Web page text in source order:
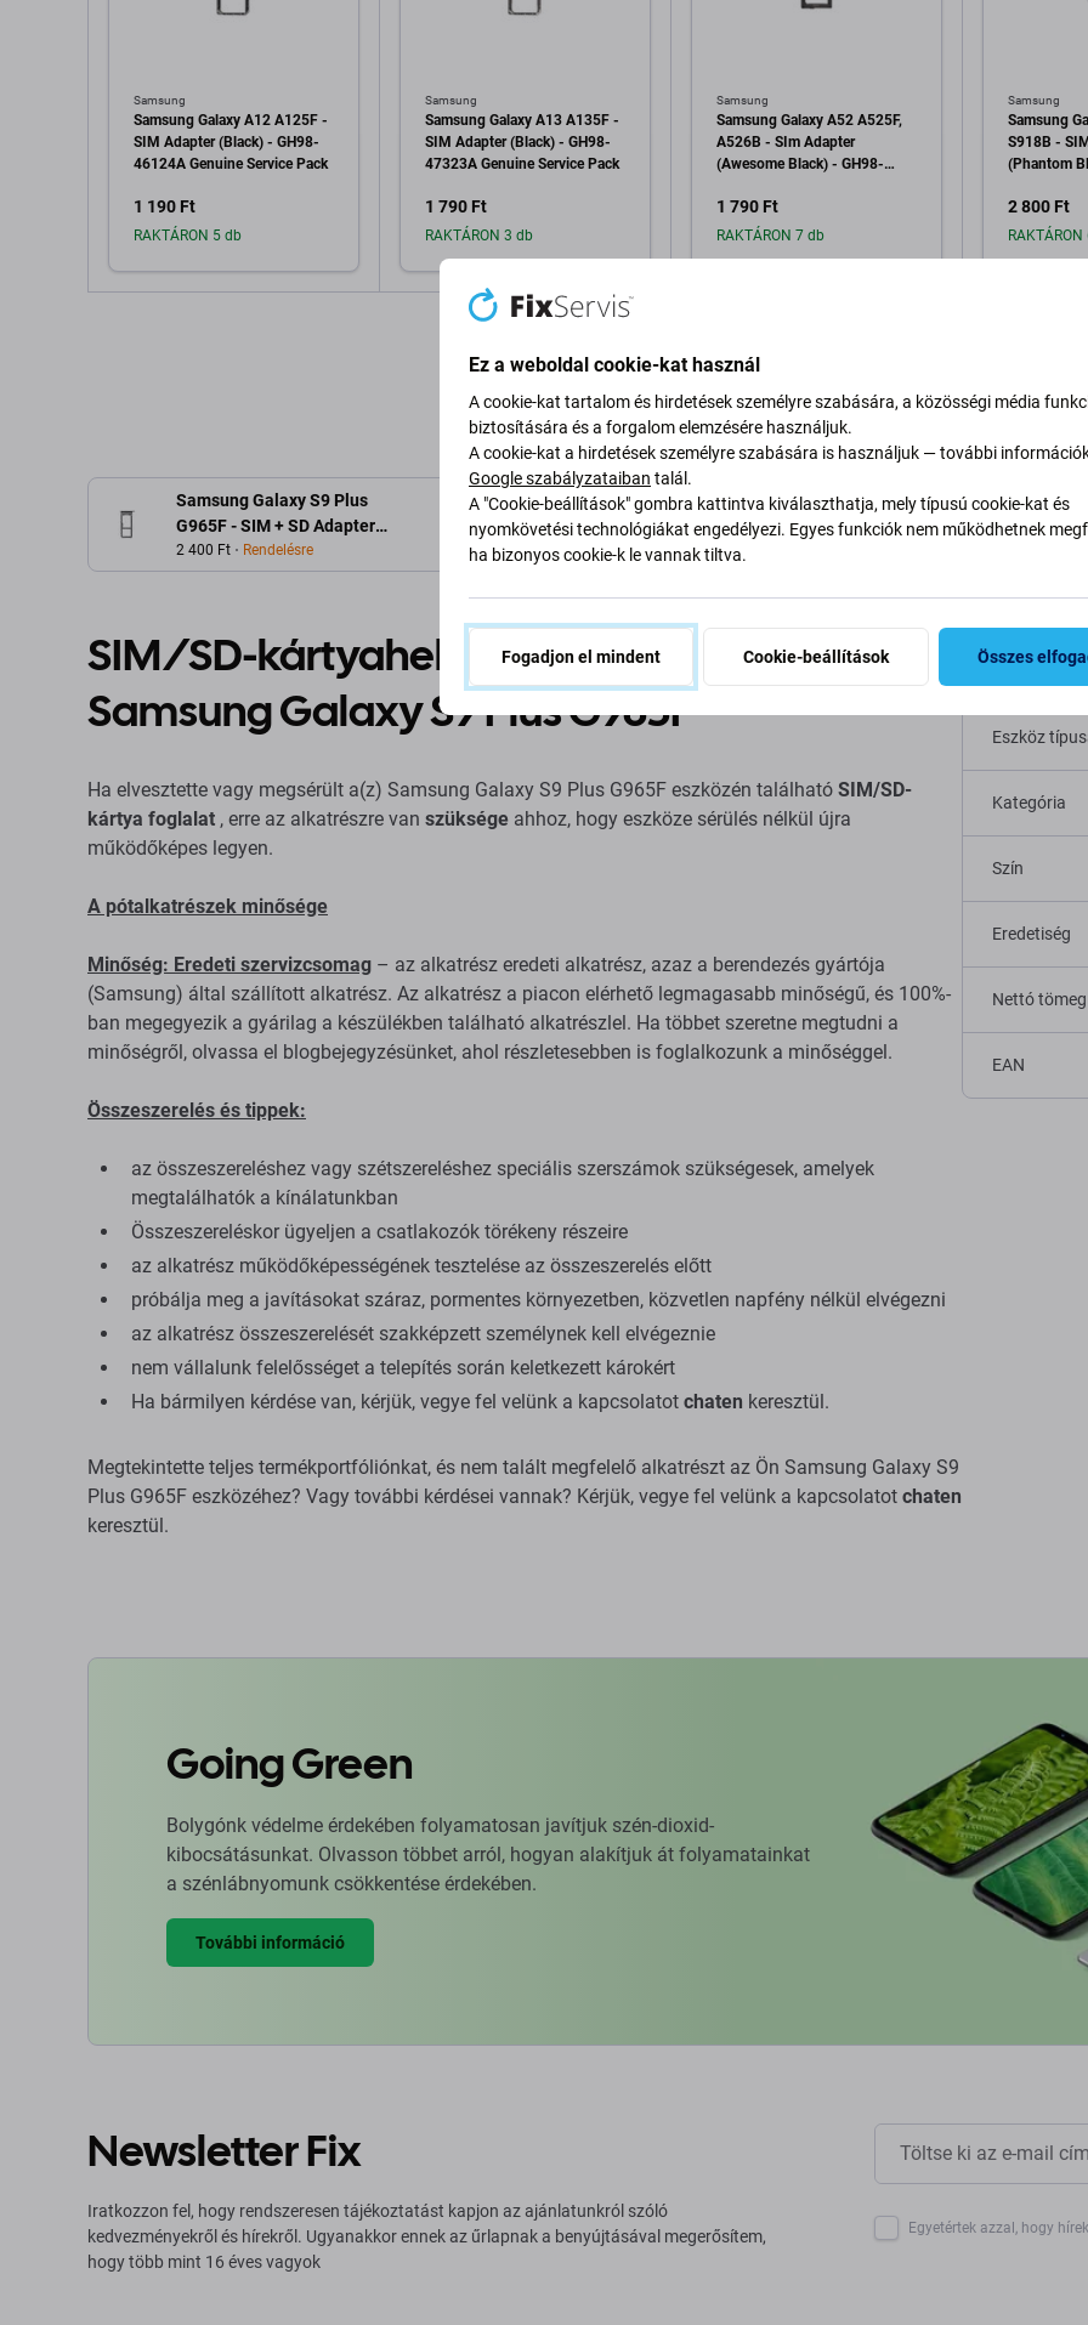
Samsung
Samsung Galaxy A12 A125F -
SIM Adapter (Black) - GH98-
46124A Genuine Service Pack
1 190 Ft
RAKTÁRON 5 db
Hozzáadás a kosárhoz
Samsung
Samsung Galaxy A13 A135F -
SIM Adapter (Black) - GH98-
47323A Genuine Service Pack
1 790 Ft
RAKTÁRON 3 db
Samsung
Samsung Galaxy A52 A525F,
A526B - SIm Adapter
(Awesome Black) - GH98-
1 790 Ft
RAKTÁRON 7 db
Samsung
Samsung
S918B -
(Phantom
2 800 Ft
Samsung Galaxy S9 Plus
G965F - SIM + SD Adapter
(Midnight Black) - GH98-
42576A Genuine Service
2 400 Ft Rendelésre
Leírás és specifikáció Minőség Szállítás és
SIM/SD-kártyahely a következőhöz:
Samsung Galaxy S9 Plus G965F
Ha elvesztette vagy megsérült a(z) Samsung Galaxy S9 Plus G965F eszközén található SIM/SD-
kártya foglalat , erre az alkatrészre van szüksége ahhoz, hogy eszköze sérülés nélkül újra
működőképes legyen.
A pótalkatrészek minősége
Minőség: Eredeti szervizcsomag – az alkatrész eredeti alkatrész, azaz a berendezés gyártója
(Samsung) által szállított alkatrész. Az alkatrész a piacon elérhető legmagasabb minőségű, és 100%-
ban megegyezik a gyárilag a készülékben található alkatrészlel. Ha többet szeretne megtudni a
minőségről, olvassa el blogbejegyzésünket, ahol részletesebben is foglalkozunk a minőséggel.
Összeszerelés és tippek:
az összeszereléshez vagy szétszereléshez speciális szerszámok szükségesek, amelyek
megtalálhatók a kínálatunkban
Összeszereléskor ügyeljen a csatlakozók törékeny részeire
az alkatrész működőképességének tesztelése az összeszerelés előtt
próbálja meg a javításokat száraz, pormentes környezetben, közvetlen napfény nélkül elvégezni
az alkatrész összeszerelését szakképzett személynek kell elvégeznie
nem vállalunk felelősséget a telepítés során keletkezett károkért
Ha bármilyen kérdése van, kérjük, vegye fel velünk a kapcsolatot chaten keresztül.
Megtekintette teljes termékportfóliónkat, és nem talált megfelelő alkatrészt az Ön Samsung Galaxy S9
Plus G965F eszközéhez? Vagy további kérdései vannak? Kérjük, vegye fel velünk a kapcsolatot chaten
keresztül.
Eszköz
Kategória
Szín
Eredetiség
Nettó
EAN
Going Green
Bolygónk védelme érdekében folyamatosan javítjuk szén-dioxid-
kibocsátásunkat. Olvasson többet arról, hogyan alakítjuk át folyamatainkat
a szénlábnyomunk csökkentése érdekében.
További információ
Newsletter Fix
Iratkozzon fel, hogy rendszeresen tájékoztatást kapjon az ajánlatunkról szóló
kedvezményekről és hírekről. Ugyanakkor ennek az űrlapnak a benyújtásával megerősítem,
hogy több mint 16 éves vagyok
Egyetértek azzal, hogy
Ez a weboldal cookie-kat használ
A cookie-kat tartalom és hirdetések személyre szabására, a közösségi média
biztosítására és a forgalom elemzésére használjuk.
A cookie-kat a hirdetések személyre szabására is használjuk — további
Google szabályzataiban talál.
A "Cookie-beállítások" gombra kattintva kiválaszthatja, mely típusú cookie-kat és
nyomkövetési technológiákat engedélyezi. Egyes funkciók nem működhetnek
ha bizonyos cookie-k le vannak tiltva.
Fogadjon el mindent Cookie-beállítások Összes